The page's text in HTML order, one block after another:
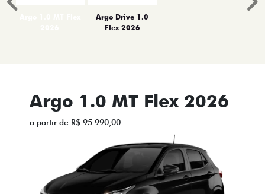
Argo Drive 1.0
Flex 2026
Anterior
Argo 1.0 MT Flex 2026
a partir de R$ 95.990,00